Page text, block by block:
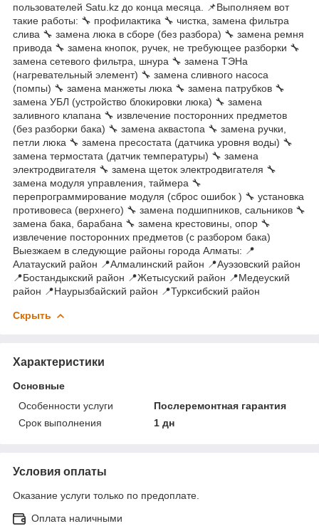
пользователей Satu.kz до конца месяца. 📌Выполняем вот
такие работы: 🔧 профилактика 🔧 чистка, замена фильтра
слива 🔧 замена люка в сборе (без разбора) 🔧 замена ремня
привода 🔧 замена кнопок, ручек, не требующее разборки 🔧
замена сетевого фильтра, шнура 🔧 замена ТЭНа
(нагревательный элемент) 🔧 замена сливного насоса
(помпы) 🔧 замена манжеты люка 🔧 замена патрубков 🔧
замена УБЛ (устройство блокировки люка) 🔧 замена
заливного клапана 🔧 извлечение посторонних предметов
(без разборки бака) 🔧 замена аквастопа 🔧 замена ручки,
петли люка 🔧 замена пресостата (датчика уровня воды) 🔧
замена термостата (датчик температуры) 🔧 замена
электродвигателя 🔧 замена щеток электродвигателя 🔧
замена модуля управления, таймера 🔧
перепрограммирование модуля (сброс ошибок ) 🔧 установка
противовеса (верхнего) 🔧 замена подшипников, сальников 🔧
замена бака, барабана 🔧 замена крестовины, опор 🔧
извлечение посторонних предметов (с разбором бака)
Выезжаем в следующие районы города Алматы: 📍
Алатауский район 📍Алмалинский район 📍Ауэзовский район
📍Бостандыкский район 📍Жетысуский район 📍Медеуский
район 📍Наурызбайский район 📍Турксибский район
Скрыть
Характеристики
Основные
Особенности услуги
Послеремонтная гарантия
Срок выполнения
1 дн
Условия оплаты
Оказание услуги только по предоплате.
Оплата наличными